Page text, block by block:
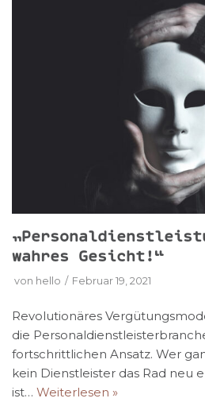
wahres Gesicht!“
von hello Februar 19, 2021
Revolutionäres
die
fortschrittlichen Ansatz. Wer
kein Dienstleister das Rad neu
ist… Weiterlesen »